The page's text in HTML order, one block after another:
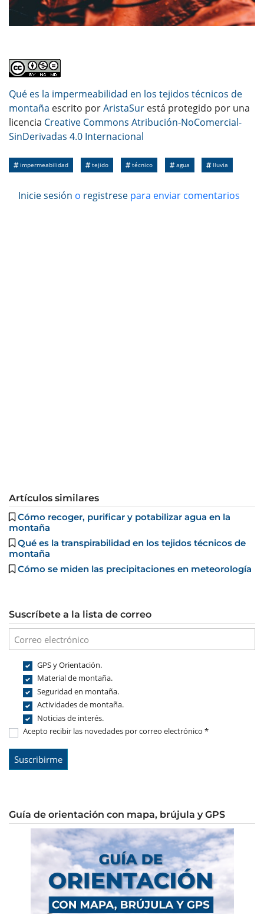
Qué es la impermeabilidad en los tejidos técnicos de
montaña escrito porAristaSur está protegido por una
licencia Creative Commons Atribución-NoComercial-
SinDerivadas 4.0 Internacional
impermeabilidad tejido técnico agua lluvia
Inicie sesión o registrese para enviar comentarios
Artículos similares
Cómo recoger, purificar y potabilizar agua en la
montaña
Qué es la transpirabilidad en los tejidos técnicos de
montaña
Cómo se miden las precipitaciones en meteorología
Suscríbete a la lista de correo
GPS y Orientación.
Material de montaña.
Seguridad en montaña.
Actividades de montaña.
Noticias de interés.
Acepto recibir las novedades por correo electrónico *
Guía de orientación con mapa, brújula y GPS